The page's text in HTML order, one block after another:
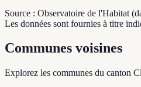
Source : Observatoire de l'Habitat
Les données sont fournies à titre
Communes voisines
Explorez les communes du canton